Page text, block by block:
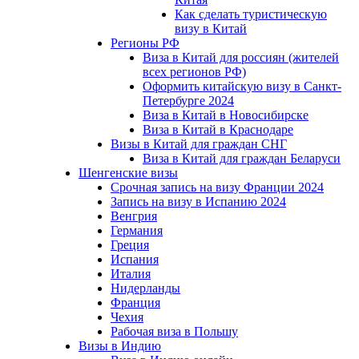
Как сделать туристическую
визу в Китай
Регионы РФ
Виза в Китай для россиян (жителей
всех регионов РФ)
Оформить китайскую визу в Санкт-
Петербурге 2024
Виза в Китай в Новосибирске
Виза в Китай в Краснодаре
Визы в Китай для граждан СНГ
Виза в Китай для граждан Беларуси
Шенгенские визы
Срочная запись на визу Франции 2024
Запись на визу в Испанию 2024
Венгрия
Германия
Греция
Испания
Италия
Нидерланды
Франция
Чехия
Рабочая виза в Польшу
Визы в Индию